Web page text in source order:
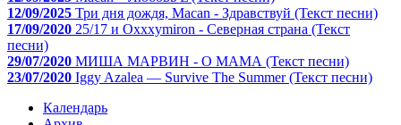
12/09/2025 Три дня дождя, Macan - Здравствуй (Текст песни)
17/09/2020 25/17 и Oxxxymiron - Северная страна (Текст
песни)
29/07/2020 МИША МАРВИН - О МАМА (Текст песни)
23/07/2020 Iggy Azalea — Survive The Summer (Текст песни)
Календарь